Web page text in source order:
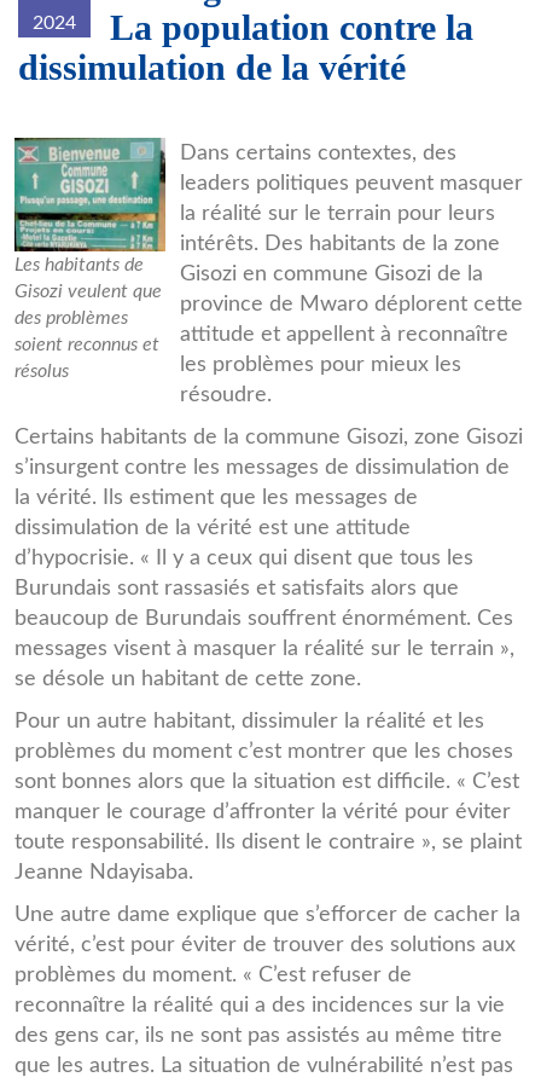
2024
La population contre la
dissimulation de la vérité
Chef-
lieu-
de-
la-
commune-
Gisozi.jpg
Les habitants de
Gisozi veulent que
des problèmes
soient reconnus et
résolus
Dans certains contextes, des
leaders politiques peuvent masquer
la réalité sur le terrain pour leurs
intérêts. Des habitants de la zone
Gisozi en commune Gisozi de la
province de Mwaro déplorent cette
attitude et appellent à reconnaître
les problèmes pour mieux les
résoudre.
Certains habitants de la commune Gisozi, zone Gisozi
s’insurgent contre les messages de dissimulation de
la vérité. Ils estiment que les messages de
dissimulation de la vérité est une attitude
d’hypocrisie. « Il y a ceux qui disent que tous les
Burundais sont rassasiés et satisfaits alors que
beaucoup de Burundais souffrent énormément. Ces
messages visent à masquer la réalité sur le terrain »,
se désole un habitant de cette zone.
Pour un autre habitant, dissimuler la réalité et les
problèmes du moment c’est montrer que les choses
sont bonnes alors que la situation est difficile. « C’est
manquer le courage d’affronter la vérité pour éviter
toute responsabilité. Ils disent le contraire », se plaint
Jeanne Ndayisaba.
Une autre dame explique que s’efforcer de cacher la
vérité, c’est pour éviter de trouver des solutions aux
problèmes du moment. « C’est refuser de
reconnaître la réalité qui a des incidences sur la vie
des gens car, ils ne sont pas assistés au même titre
que les autres. La situation de vulnérabilité n’est pas